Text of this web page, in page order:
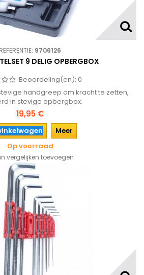
REFERENTIE: 9706126
9 DELIG OPBERGBOX
Beoordeling(en): 0
handgreep om kracht te zetten,
in stevige opbergbox.
19,95 €
Meer
Op voorraad
vergelijken toevoegen